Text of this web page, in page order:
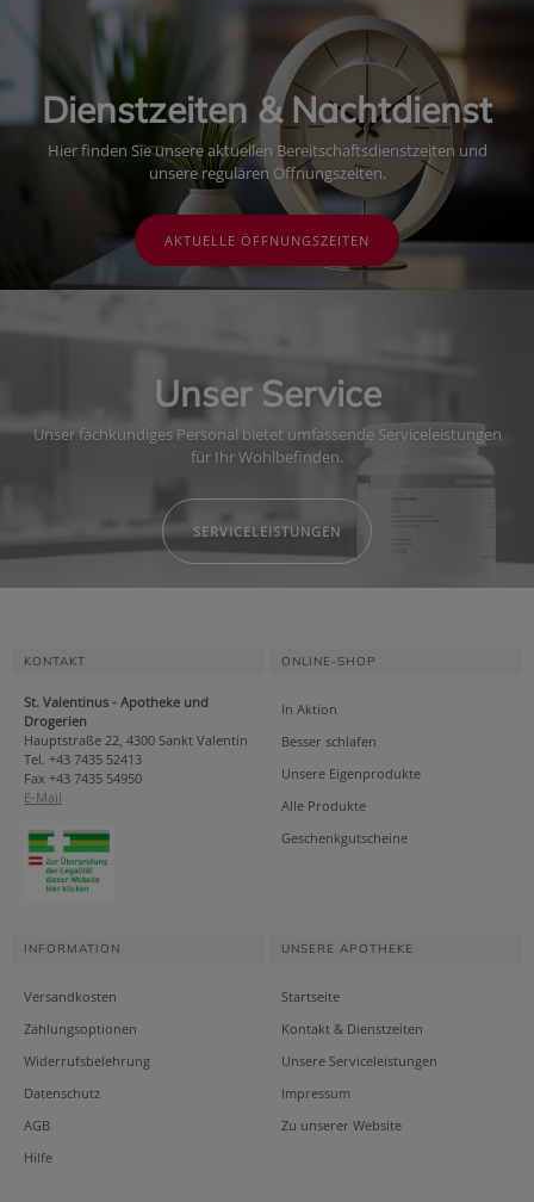
Dienstzeiten & Nachtdienst
Hier finden Sie unsere aktuellen Bereitschaftsdienstzeiten und
unsere regulären Öffnungszeiten.
AKTUELLE ÖFFNUNGSZEITEN
Unser Service
Unser fachkundiges Personal bietet umfassende Serviceleistungen
für Ihr Wohlbefinden.
SERVICELEISTUNGEN
KONTAKT
St. Valentinus - Apotheke und
Drogerien
Hauptstraße 22, 4300 Sankt Valentin
Tel. +43 7435 52413
Fax +43 7435 54950
E-Mail
ONLINE-SHOP
In Aktion
Besser schlafen
Unsere Eigenprodukte
Alle Produkte
Geschenkgutscheine
INFORMATION
Versandkosten
Zahlungsoptionen
Widerrufsbelehrung
Datenschutz
AGB
Hilfe
UNSERE APOTHEKE
Startseite
Kontakt & Dienstzeiten
Unsere Serviceleistungen
Impressum
Zu unserer Website